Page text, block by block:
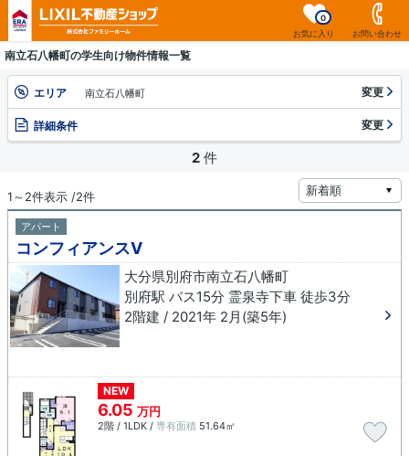
お気に入り
0
お問い合わせ
南立石八幡町の学生向け物件情報一覧
エリア 南立石八幡町 変更
詳細条件 変更
2 件
1～2件表示 /2件
アパート
コンフィアンスⅤ
大分県別府市南立石八幡町
別府駅 バス15分 霊泉寺下車 徒歩3分
2階建 / 2021年 2月(築5年)
NEW
6.05 万円
2階 / 1LDK / 専有面積 51.64㎡